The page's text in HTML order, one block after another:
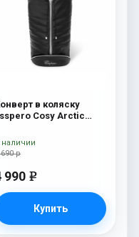
в коляску
Cosy Arctic
р
990 e
Купить
наличии